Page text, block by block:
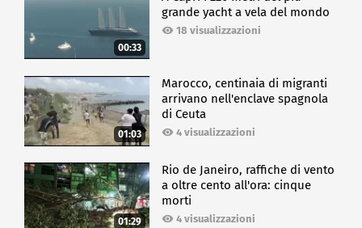
00:33
grande yacht a vela del mondo
18 visualizzazioni
01:03
Marocco, centinaia di migranti
arrivano nell'enclave spagnola
di Ceuta
4 visualizzazioni
01:29
Rio de Janeiro, raffiche di vento
a oltre cento all'ora: cinque
morti
4 visualizzazioni